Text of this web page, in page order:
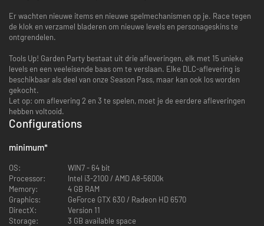
Er wachten nieuwe items en nieuwe spelmechanismen op je. Race tegen
de klok en verzamel bladeren om nieuwe levels en personageskins te
ontgrendelen.
Tools Up! Garden Party bestaat uit drie afleveringen, elk met 15 unieke
levels en een veeleisende baas om te verslaan. Elke DLC-aflevering is
beschikbaar als deel van onze Season Pass, maar kan ook los worden
gekocht.
Let op: om aflevering 2 en 3 te spelen, moet je de eerdere afleveringen
hebben voltooid.
Configurations
minimum*
OS:
WIN7 - 64 bit
Processor:
Intel i3-2100 / AMD A8-5600k
Memory:
4 GB RAM
Graphics:
GeForce GTX 630 / Radeon HD 6570
DirectX:
Version 11
Storage:
3 GB available space